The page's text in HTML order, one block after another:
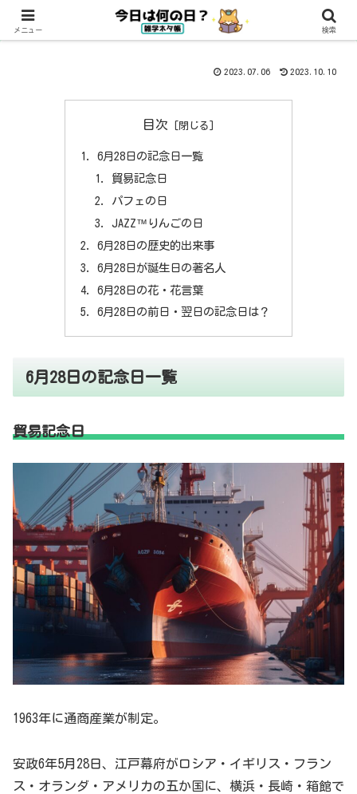
2023.07.06 2023.10.10
目次
6月28日の記念日一覧
貿易記念日
パフェの日
JAZZ™りんごの日
6月28日の歴史的出来事
6月28日が誕生日の著名人
6月28日の花・花言葉
6月28日の前日・翌日の記念日は？
6月28日の記念日一覧
貿易記念日
1963年に通商産業が制定。
安政6年5月28日、江戸幕府がロシア・イギリス・フラン
ス・オランダ・アメリカの五か国に、横浜・長崎・箱館で
メニュー 検索